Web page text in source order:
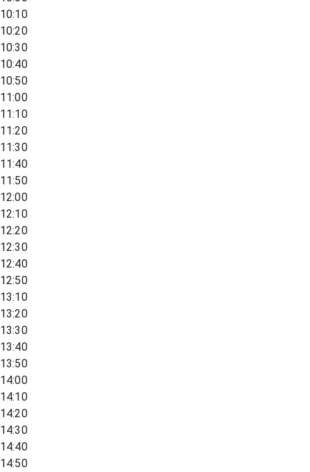
10:10
10:20
10:30
10:40
10:50
11:00
11:10
11:20
11:30
11:40
11:50
12:00
12:10
12:20
12:30
12:40
12:50
13:10
13:20
13:30
13:40
13:50
14:00
14:10
14:20
14:30
14:40
14:50